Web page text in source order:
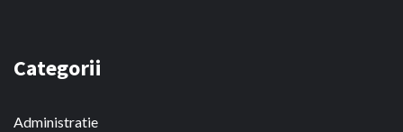
Categorii
Administratie